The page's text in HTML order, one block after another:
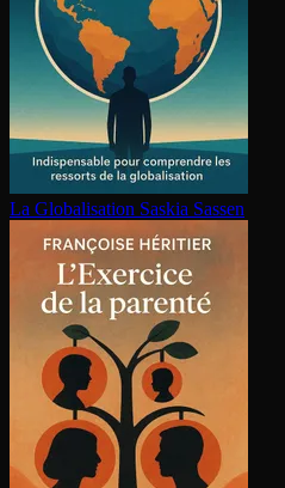
La Glo­ba­li­sa­tion Saskia Sassen